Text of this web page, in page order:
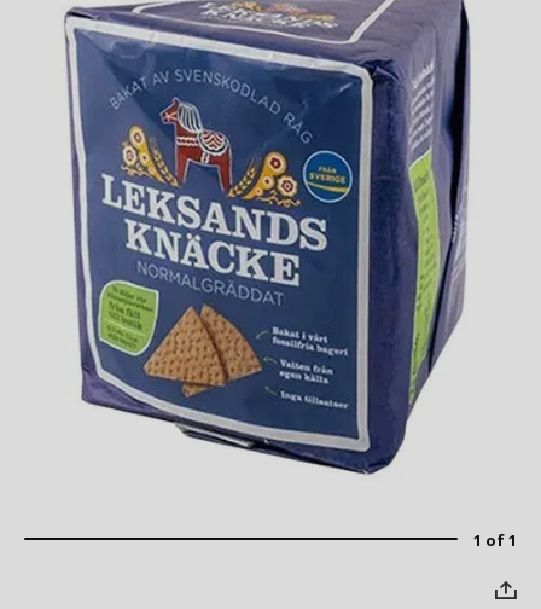
1 of 1